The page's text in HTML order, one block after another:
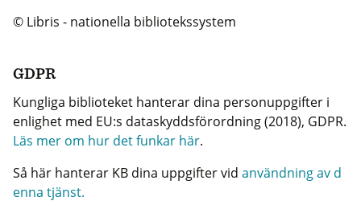
© Libris - nationella bibliotekssystem
GDPR
Kungliga biblioteket hanterar dina personuppgifter i
enlighet med EU:s dataskyddsförordning (2018), GDPR.
Läs mer om hur det funkar här.
Så här hanterar KB dina uppgifter vid användning av d
enna tjänst.